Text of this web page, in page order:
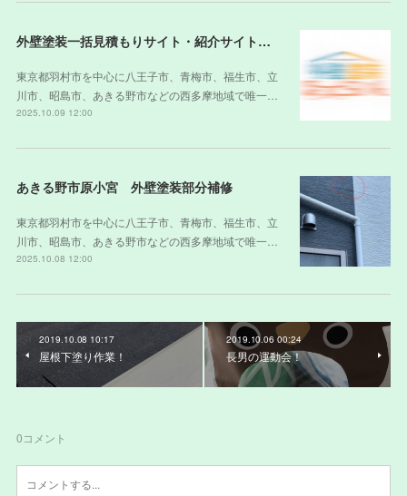
外壁塗装一括見積もりサイト・紹介サイトの裏側
東京都羽村市を中心に八王子市、青梅市、福生市、立
川市、昭島市、あきる野市などの西多摩地域で唯一…
2025.10.09 12:00
あきる野市原小宮 外壁塗装部分補修
東京都羽村市を中心に八王子市、青梅市、福生市、立
川市、昭島市、あきる野市などの西多摩地域で唯一…
2025.10.08 12:00
2019.10.08 10:17
屋根下塗り作業！
2019.10.06 00:24
長男の運動会！
0コメント